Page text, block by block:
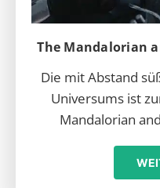
The Mandalorian
Die mit Abstand
Universums ist
Mandalorian